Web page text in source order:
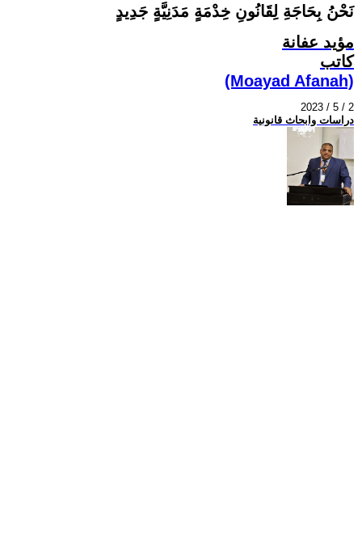
نَحْنُ بِحَاجَةِ لِقَانُونِ خِدْمَةٍ مَدَنِيَّةٍ جَدِيدٍ
مؤيد عفانة
كاتب
(Moayad Afanah)
2023 / 5 / 2
دراسات وابحاث قانونية